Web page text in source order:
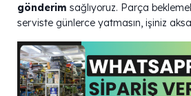
gönderim sağlıyoruz. Parça
serviste günlerce yatmasın, işiniz